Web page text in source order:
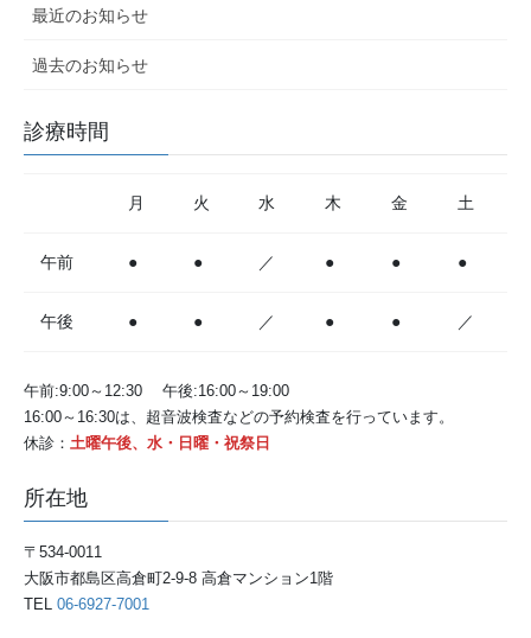
最近のお知らせ
過去のお知らせ
診療時間
月 火 水 木 金 土
午前 ● ● ／ ● ● ●
午後 ● ● ／ ● ● ／
午前:9:00～12:30 午後:16:00～19:00
16:00～16:30は、超音波検査などの予約検査を行っています。
休診： 土曜午後、水・日曜・祝祭日
所在地
〒534-0011
大阪市都島区高倉町2-9-8 高倉マンション1階
TEL 06-6927-7001